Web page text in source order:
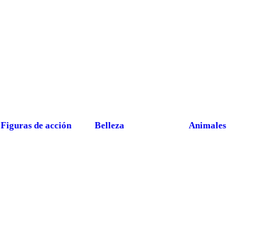
Figuras de acción Belleza Animales